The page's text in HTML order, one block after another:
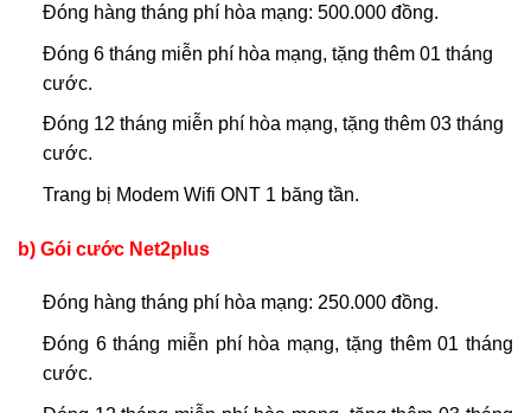
Đóng hàng tháng phí hòa mạng: 500.000 đồng.
Đóng 6 tháng miễn phí hòa mạng, tặng thêm 01 tháng
cước.
Đóng 12 tháng miễn phí hòa mạng, tặng thêm 03 tháng
cước.
Trang bị Modem Wifi ONT 1 băng tần.
b) Gói cước Net2plus
Đóng hàng tháng phí hòa mạng: 250.000 đồng.
Đóng 6 tháng miễn phí hòa mạng, tặng thêm 01 tháng
cước.